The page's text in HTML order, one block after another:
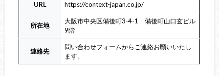
URL https://context-japan.co.jp/
所在地
大阪市中央区備後町3-4-1 備後町山口玄ビル
9階
連絡先
問い合わせフォームからご連絡お願いいたし
ます。